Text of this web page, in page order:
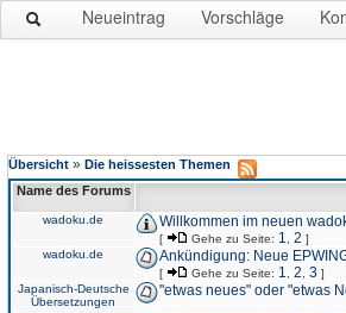
Neueintrag Vorschläge
Übersicht » Die heissesten Themen
Name des Forums
wadoku.de Willkommen im neuen
[ Gehe zu Seite: 1 2 ]
wadoku.de
Ankündigung: Neue
[ Gehe zu Seite: 1 2 3 ]
Japanisch-Deutsche
Übersetzungen
"etwas neues" oder "etwas